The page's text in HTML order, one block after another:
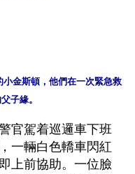
金斯頓，他們在一次緊急救
官駕着巡邏車下班
一輛白色轎車閃紅
上前協助。一位臉